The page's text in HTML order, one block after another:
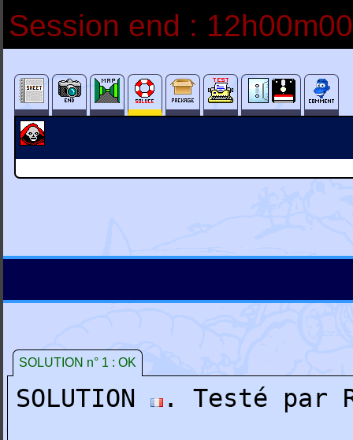
Session end :
SOLUTION n° 1 : OK
SOLUTION
. Testé par